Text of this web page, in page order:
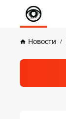
Новости